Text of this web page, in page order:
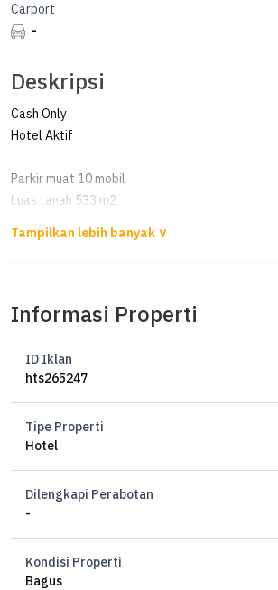
Carport
-
Deskripsi
Cash Only
Hotel Aktif
Parkir muat 10 mobil
Luas tanah 533 m2
Jalan lebar
SHM
Informasi Properti
ID Iklan
hts265247
Tipe Properti
Hotel
Dilengkapi Perabotan
-
Kondisi Properti
Bagus